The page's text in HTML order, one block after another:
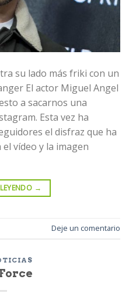
su lado más friki con un
El actor Miguel Angel
a sacarnos una
Esta vez ha
el disfraz que ha
vídeo y la imagen
→
Deje un comentario